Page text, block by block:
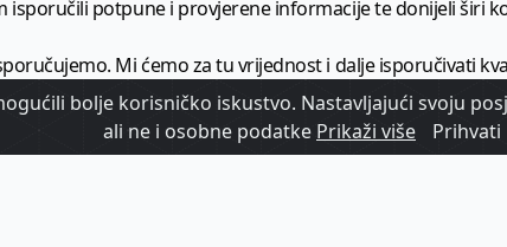
isporučili potpune i provjerene informacije te donijeli širi
Mi ćemo za tu vrijednost i dalje isporučivati
minimalno1728 članaka godišnje
- vaš izvor informacija iz poslovnog svijeta
bolje korisničko iskustvo. Nastavljajući svoju
ali ne i osobne podatke Prikaži više Prihvati